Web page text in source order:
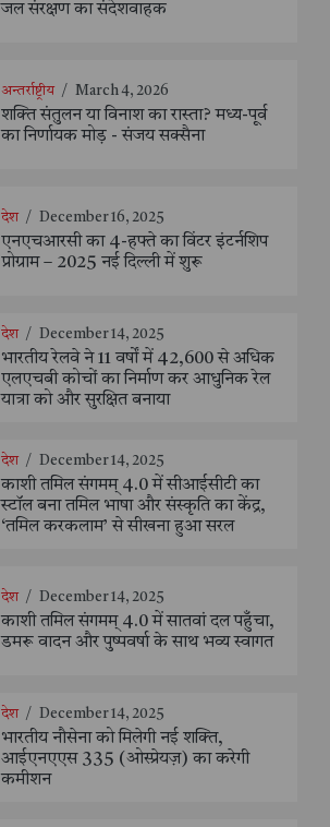
जल संरक्षण का संदेशवाहक
अन्तर्राष्ट्रीय / March 4, 2026
शक्ति संतुलन या विनाश का रास्ता? मध्य-पूर्व
का निर्णायक मोड़ - संजय सक्सैना
देश / December 16, 2025
एनएचआरसी का 4-हफ्ते का विंटर इंटर्नशिप
प्रोग्राम – 2025 नई दिल्ली में शुरू
देश / December 14, 2025
भारतीय रेलवे ने 11 वर्षों में 42,600 से अधिक
एलएचबी कोचों का निर्माण कर आधुनिक रेल
यात्रा को और सुरक्षित बनाया
देश / December 14, 2025
काशी तमिल संगमम् 4.0 में सीआईसीटी का
स्टॉल बना तमिल भाषा और संस्कृति का केंद्र,
‘तमिल करकलाम’ से सीखना हुआ सरल
देश / December 14, 2025
काशी तमिल संगमम् 4.0 में सातवां दल पहुँचा,
डमरू वादन और पुष्पवर्षा के साथ भव्य स्वागत
देश / December 14, 2025
भारतीय नौसेना को मिलेगी नई शक्ति,
आईएनएएस 335 (ओस्प्रेयज़) का करेगी
कमीशन